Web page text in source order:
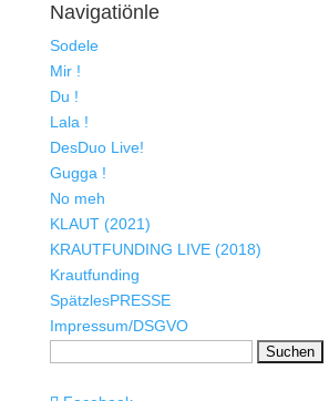
Navigatiönle
Sodele
Mir !
Du !
Lala !
DesDuo Live!
Gugga !
No meh
KLAUT (2021)
KRAUTFUNDING LIVE (2018)
Krautfunding
SpätzlesPRESSE
Impressum/DSGVO